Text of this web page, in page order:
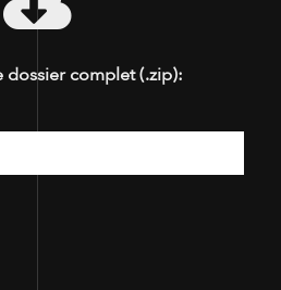
dossier complet (.zip):